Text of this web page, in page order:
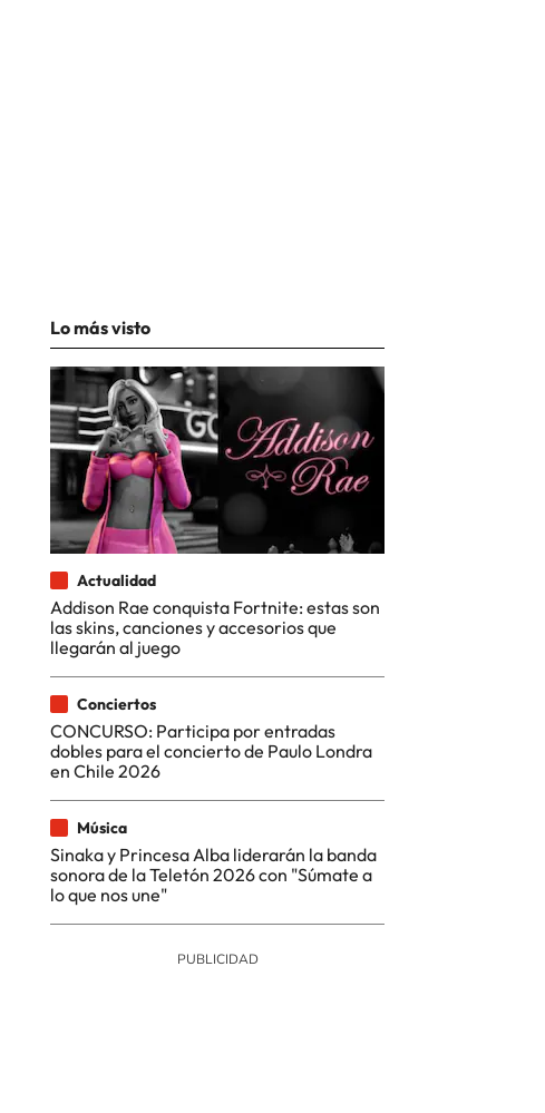
Lo más visto
Actualidad
Addison Rae conquista Fortnite: estas son
las skins, canciones y accesorios que
llegarán al juego
Conciertos
CONCURSO: Participa por entradas
dobles para el concierto de Paulo Londra
en Chile 2026
Música
Sinaka y Princesa Alba liderarán la banda
sonora de la Teletón 2026 con "Súmate a
lo que nos une"